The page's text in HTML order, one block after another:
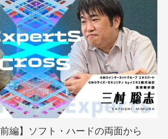
編】ソフト・ハードの両面から